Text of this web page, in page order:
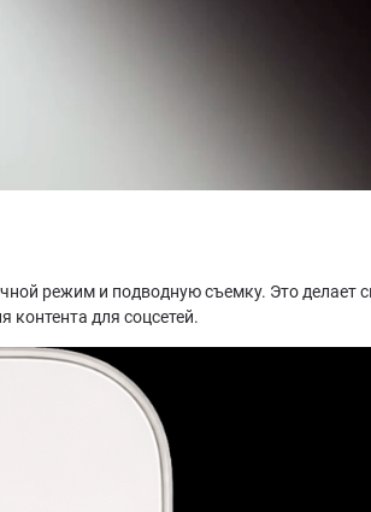
режим и подводную съемку. Это делает
для соцсетей.